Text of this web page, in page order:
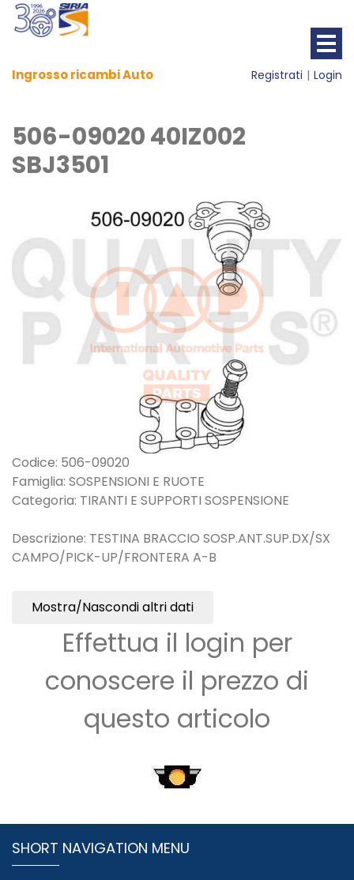
Ingrosso ricambi Auto Registrati Login
506-09020 40IZ002
SBJ3501
Codice: 506-09020
Famiglia: SOSPENSIONI E RUOTE
Categoria: TIRANTI E SUPPORTI SOSPENSIONE
Descrizione: TESTINA BRACCIO SOSP.ANT.SUP.DX/SX
CAMPO/PICK-UP/FRONTERA A-B
Mostra/Nascondi altri dati
Effettua il login per
conoscere il prezzo di
questo articolo
SHORT NAVIGATION MENU